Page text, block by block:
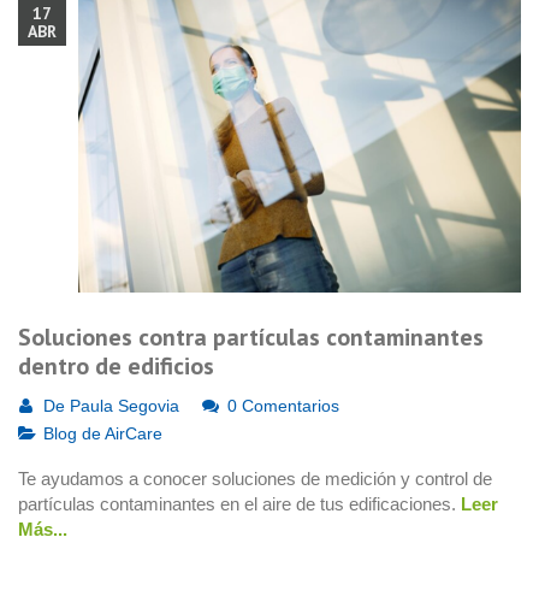
17
ABR
Soluciones contra partículas contaminantes
dentro de edificios
De Paula Segovia
0 Comentarios
Blog de AirCare
Te ayudamos a conocer soluciones de medición y control de
partículas contaminantes en el aire de tus edificaciones. Leer
Más...